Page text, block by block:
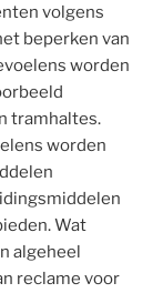
volgens
beperken van
worden
tramhaltes.
worden
Wat
algeheel
reclame voor